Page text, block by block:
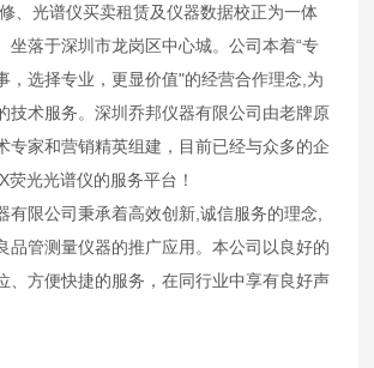
、光谱仪买卖租赁及仪器数据校正为一体
坐落于深圳市龙岗区中心城。公司本着“专
，选择专业，更显价值"的经营合作理念,为
技术服务。深圳乔邦仪器有限公司由老牌原
专家和营销精英组建，目前已经与众多的企
荧光光谱仪的服务平台！
限公司秉承着高效创新,诚信服务的理念,
品管测量仪器的推广应用。本公司以良好的
、方便快捷的服务，在同行业中享有良好声